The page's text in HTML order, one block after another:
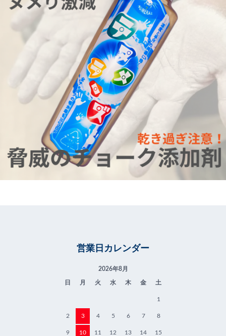
営業日カレンダー
2026年8月
日 月 火 水 木 金 土
1
2 3 4 5 6 7 8
9 10 11 12 13 14 15